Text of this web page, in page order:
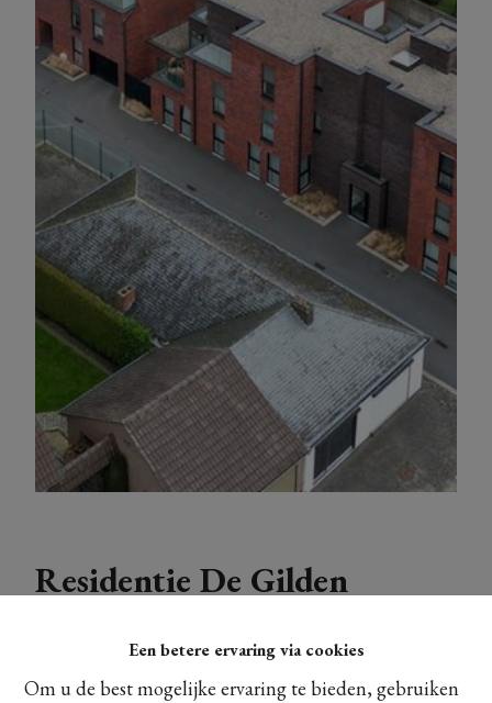
Een betere ervaring via cookies
Om u de best mogelijke ervaring te bieden, gebruiken
Residentie De Gilden